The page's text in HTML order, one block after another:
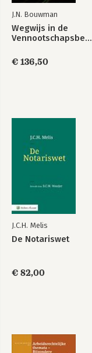
Compendium
erfrecht
Bekijk alle boeken
J.N. Bouwman
Wegwijs in de
Vennootschapsbelasting
€ 136,50
J.C.H. Melis
De Notariswet
€ 82,00